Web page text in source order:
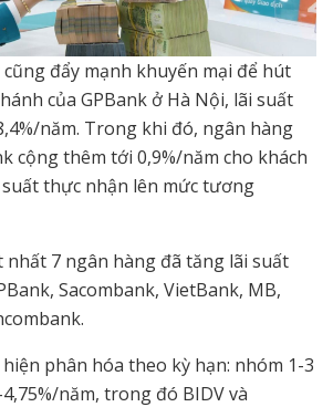
đẩy mạnh khuyến mại để hút
của GPBank ở Hà Nội, lãi suất
năm. Trong khi đó, ngân hàng
cộng thêm tới 0,9%/năm cho khách
thực nhận lên mức tương
nhất 7 ngân hàng đã tăng lãi suất
Sacombank, VietBank, MB,
phân hóa theo kỳ hạn: nhóm 1-3
năm, trong đó BIDV và